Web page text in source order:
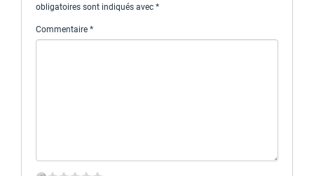
obligatoires sont indiqués avec *
Commentaire *